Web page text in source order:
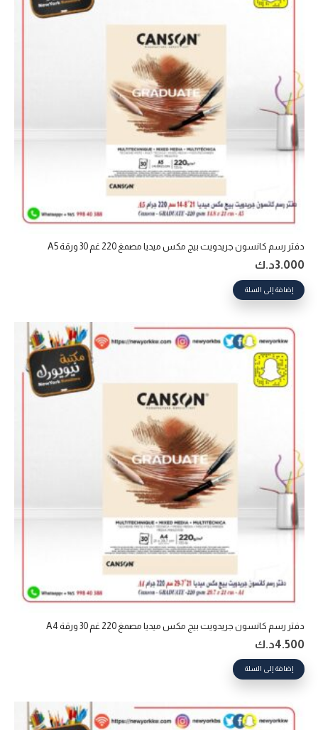
دفتر رسم كانسون جريدويت بيج مكس ميديا مصمغ 220 غم 30 ورقة A5
3.000د.ك
إضافة إلى السلة
دفتر رسم كانسون جريدويت بيج مكس ميديا مصمغ 220 غم 30 ورقة A4
4.500د.ك
إضافة إلى السلة